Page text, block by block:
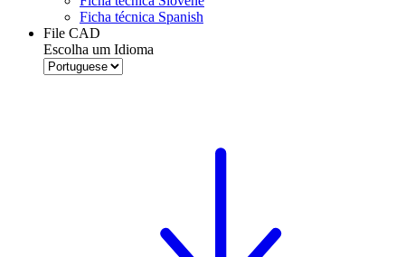
Ficha técnica Spanish
File CAD
Escolha um Idioma